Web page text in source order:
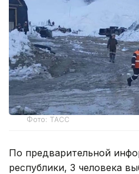
Фото: ТАСС
По предварительной
республики, 3 человека